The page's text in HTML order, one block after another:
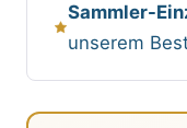
Sammler-
unserem